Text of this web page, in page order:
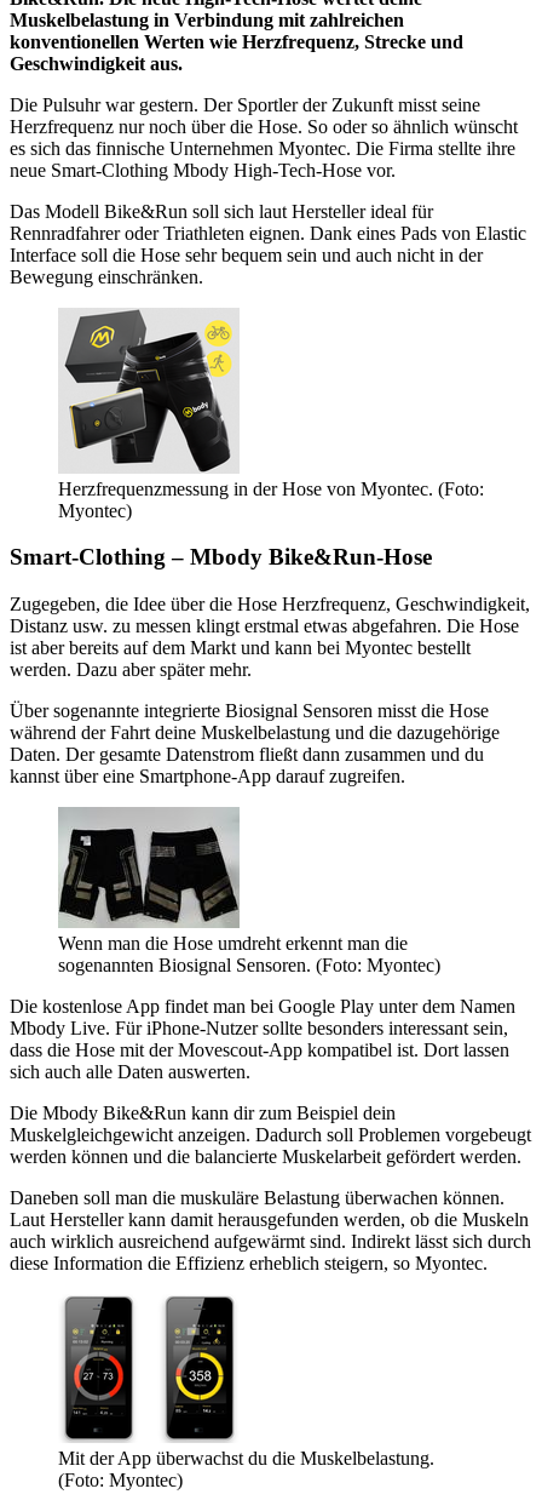
Muskelbelastung in Verbindung mit zahlreichen
konventionellen Werten wie Herzfrequenz, Strecke und
Geschwindigkeit aus.
Die Pulsuhr war gestern. Der Sportler der Zukunft misst seine
Herzfrequenz nur noch über die Hose. So oder so ähnlich wünscht
es sich das finnische Unternehmen Myontec. Die Firma stellte ihre
neue Smart-Clothing Mbody High-Tech-Hose vor.
Das Modell Bike&Run soll sich laut Hersteller ideal für
Rennradfahrer oder Triathleten eignen. Dank eines Pads von Elastic
Interface soll die Hose sehr bequem sein und auch nicht in der
Bewegung einschränken.
Herzfrequenzmessung in der Hose von Myontec. (Foto:
Myontec)
Smart-Clothing – Mbody Bike&Run-Hose
Zugegeben, die Idee über die Hose Herzfrequenz, Geschwindigkeit,
Distanz usw. zu messen klingt erstmal etwas abgefahren. Die Hose
ist aber bereits auf dem Markt und kann bei Myontec bestellt
werden. Dazu aber später mehr.
Über sogenannte integrierte Biosignal Sensoren misst die Hose
während der Fahrt deine Muskelbelastung und die dazugehörige
Daten. Der gesamte Datenstrom fließt dann zusammen und du
kannst über eine Smartphone-App darauf zugreifen.
Wenn man die Hose umdreht erkennt man die
sogenannten Biosignal Sensoren. (Foto: Myontec)
Die kostenlose App findet man bei Google Play unter dem Namen
Mbody Live. Für iPhone-Nutzer sollte besonders interessant sein,
dass die Hose mit der Movescout-App kompatibel ist. Dort lassen
sich auch alle Daten auswerten.
Die Mbody Bike&Run kann dir zum Beispiel dein
Muskelgleichgewicht anzeigen. Dadurch soll Problemen vorgebeugt
werden können und die balancierte Muskelarbeit gefördert werden.
Daneben soll man die muskuläre Belastung überwachen können.
Laut Hersteller kann damit herausgefunden werden, ob die Muskeln
auch wirklich ausreichend aufgewärmt sind. Indirekt lässt sich durch
diese Information die Effizienz erheblich steigern, so Myontec.
Mit der App überwachst du die Muskelbelastung.
(Foto: Myontec)